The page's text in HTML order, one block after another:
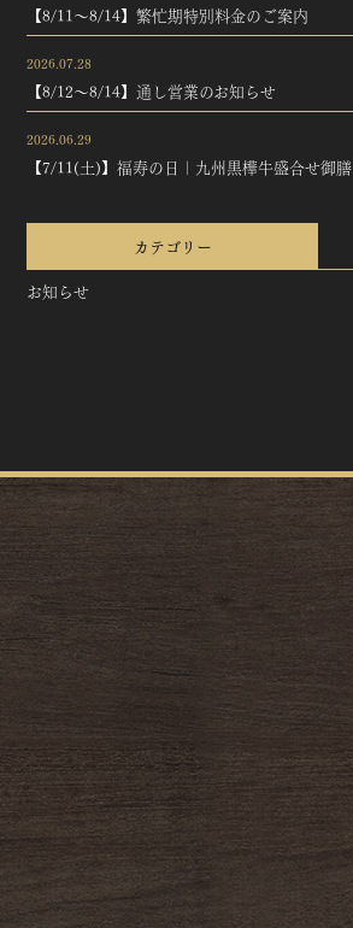
【8/11～8/14】繁忙期特別料金のご案内
2026.07.28
【8/12～8/14】通し営業のお知らせ
2026.06.29
【7/11(土)】福寿の日｜九州黒樺牛盛合せ御膳
カテゴリー
お知らせ